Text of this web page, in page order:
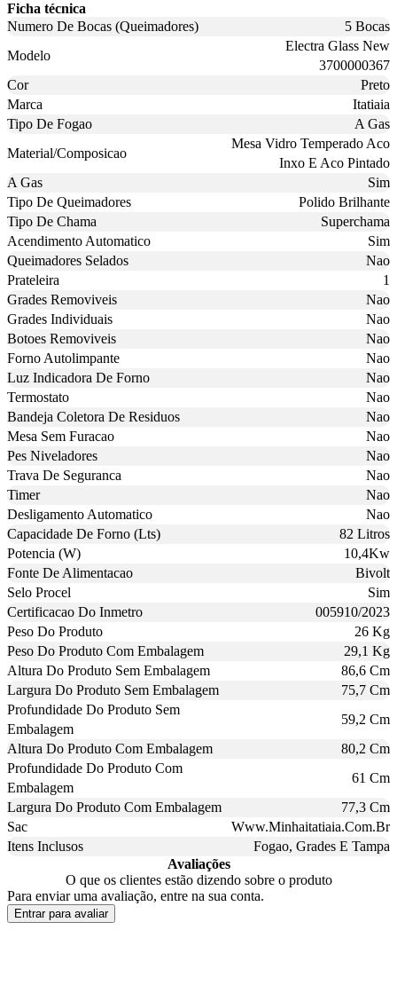
Ficha técnica
Numero De Bocas (Queimadores)
5 Bocas
Modelo
Electra Glass New
3700000367
Cor
Preto
Marca
Itatiaia
Tipo De Fogao
A Gas
Material/Composicao
Mesa Vidro Temperado Aco
Inxo E Aco Pintado
A Gas
Sim
Tipo De Queimadores
Polido Brilhante
Tipo De Chama
Superchama
Acendimento Automatico
Sim
Queimadores Selados
Nao
Prateleira
1
Grades Removiveis
Nao
Grades Individuais
Nao
Botoes Removiveis
Nao
Forno Autolimpante
Nao
Luz Indicadora De Forno
Nao
Termostato
Nao
Bandeja Coletora De Residuos
Nao
Mesa Sem Furacao
Nao
Pes Niveladores
Nao
Trava De Seguranca
Nao
Timer
Nao
Desligamento Automatico
Nao
Capacidade De Forno (Lts)
82 Litros
Potencia (W)
10,4Kw
Fonte De Alimentacao
Bivolt
Selo Procel
Sim
Certificacao Do Inmetro
005910/2023
Peso Do Produto
26 Kg
Peso Do Produto Com Embalagem
29,1 Kg
Altura Do Produto Sem Embalagem
86,6 Cm
Largura Do Produto Sem Embalagem
75,7 Cm
Profundidade Do Produto Sem
Embalagem
59,2 Cm
Altura Do Produto Com Embalagem
80,2 Cm
Profundidade Do Produto Com
Embalagem
61 Cm
Largura Do Produto Com Embalagem
77,3 Cm
Sac
Www.Minhaitatiaia.Com.Br
Itens Inclusos
Fogao, Grades E Tampa
Avaliações
O que os clientes estão dizendo sobre o produto
Para enviar uma avaliação, entre na sua conta.
Entrar para avaliar